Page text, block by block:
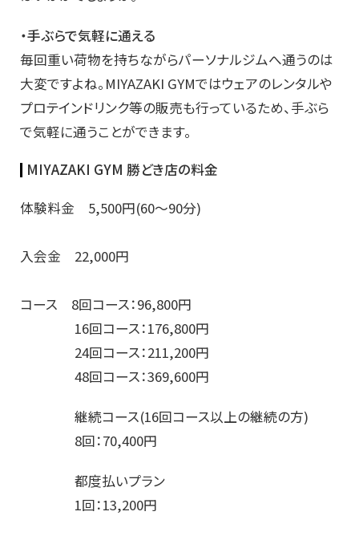
・手ぶらで気軽に通える
毎回重い荷物を持ちながらパーソナルジムへ通うのは
大変ですよね。MIYAZAKI GYMではウェアのレンタルや
プロテインドリンク等の販売も行っているため、手ぶら
で気軽に通うことができます。
MIYAZAKI GYM 勝どき店の料金
体験料金 5,500円(60～90分)
入会金 22,000円
コース 8回コース：96,800円
16回コース：176,800円
24回コース：211,200円
48回コース：369,600円
継続コース(16回コース以上の継続の方)
8回：70,400円
都度払いプラン
1回：13,200円